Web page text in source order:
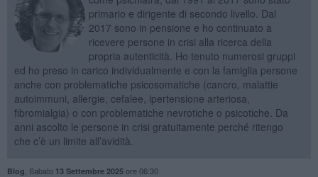
primario e dirigente di secondo livello. Dal
2017 sono in pensione e ho continuato a
ricevere persone in crisi alla ricerca della
propria autenticità. Ho tenuto numerosi gruppi
ed ho preso in carico individualmente e con la famiglia persone
anche con problematiche psicosomatiche (cancro, malattie
autoimmuni, allergie, cefalee, ipertensione arteriosa,
fibromialgia) o con problematiche nevrotiche o psicotiche. Da
anni ascolto le persone in crisi gratuitamente perché ritengo
che c’è un limite all’avidità.
Blog Sabato 13 Settembre 2025ore 06:30